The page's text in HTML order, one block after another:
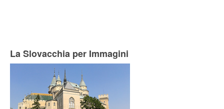
La Slovacchia per Immagini